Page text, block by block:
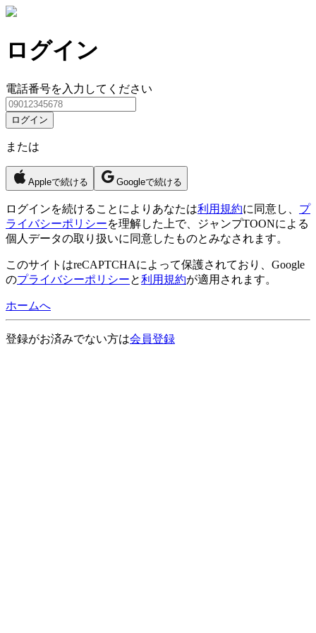
ログイン
電話番号を入力してください
ログイン
または
Appleで続ける Googleで続ける
ログインを続けることによりあなたは利用規約に同意し、 プ
ライバシーポリシーを理解した上で、ジャンプTOONによる
個人データの取り扱いに同意したものとみなされます。
このサイトはreCAPTCHAによって保護されており、Google
のプライバシーポリシーと利用規約が適用されます。
ホームへ
登録がお済みでない方は会員登録